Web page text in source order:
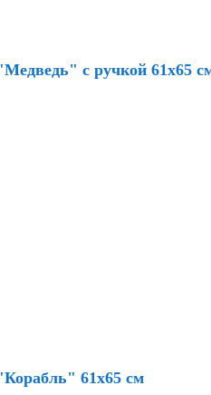
с ручкой 61х65
61х65 см